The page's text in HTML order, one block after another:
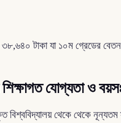
৩৮,৬৪০ টাকা যা ১০ম গ্রেডের
শিক্ষাগত যোগ্যতা ও
থেকে থেকে নূন্যতম